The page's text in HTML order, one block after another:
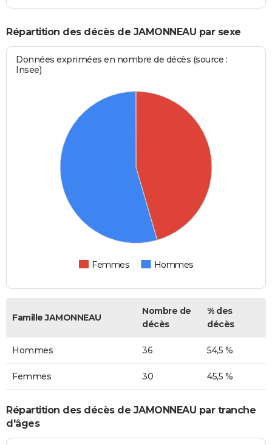
Répartition des décès de JAMONNEAU par sexe
Données exprimées en nombre de décès (source :
Insee)
Femmes Hommes
Famille JAMONNEAU
Nombre de
décès
% des
décès
Hommes 36 54,5 %
Femmes 30 45,5 %
Répartition des décès de JAMONNEAU par tranche
d'âges